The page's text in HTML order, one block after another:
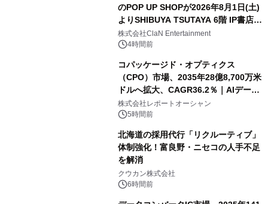
のPOP UP SHOPが2026年8月1日(土)
よりSHIBUYA TSUTAYA 6階 IP書店で
開催決定！！
株式会社ClaN Entertainment
4時間前
コパッケージド・オプティクス
（CPO）市場、2035年28億8,700万米
ドルへ拡大、CAGR36.2％｜AIデータ
センター・高速光通信需要が成長を加
速
株式会社レポートオーシャン
5時間前
北海道の採用代行「リクルーティブ」
体制強化！富良野・ニセコの人手不足
を解消
クウカン株式会社
6時間前